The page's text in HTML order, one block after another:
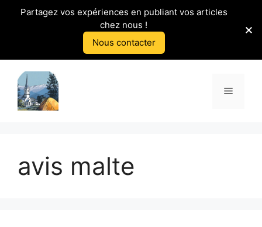
contenu
Menu
avis malte
Partagez vos expériences en publiant vos articles
chez nous !
Nous contacter